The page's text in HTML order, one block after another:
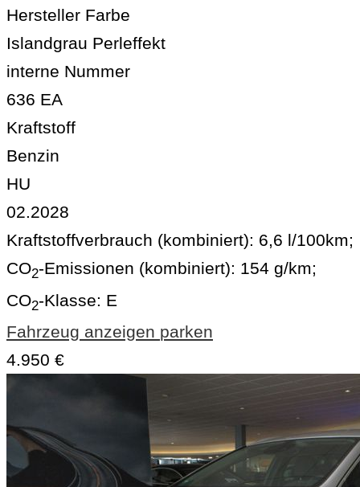
Hersteller Farbe
Islandgrau Perleffekt
interne Nummer
636 EA
Kraftstoff
Benzin
HU
02.2028
Kraftstoffverbrauch (kombiniert): 6,6 l/100km;
CO2-Emissionen (kombiniert): 154 g/km;
CO2-Klasse: E
Fahrzeug anzeigen parken
4.950 €